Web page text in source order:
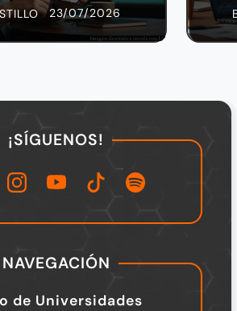
23/07/2026
¡SÍGUENOS!
NAVEGACIÓN
de Universidades